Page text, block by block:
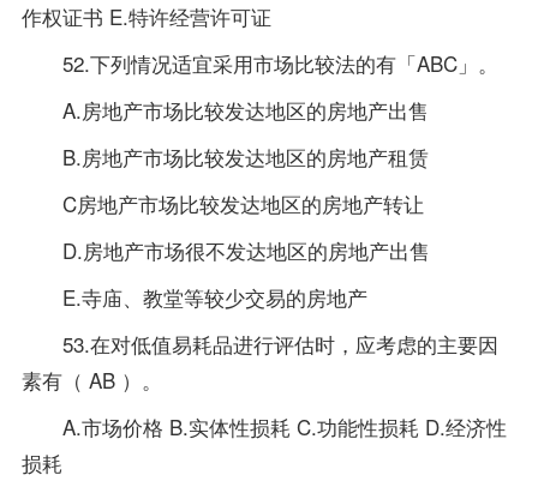
作权证书 E.特许经营许可证
52.下列情况适宜采用市场比较法的有「ABC」。
A.房地产市场比较发达地区的房地产出售
B.房地产市场比较发达地区的房地产租赁
C房地产市场比较发达地区的房地产转让
D.房地产市场很不发达地区的房地产出售
E.寺庙、教堂等较少交易的房地产
53.在对低值易耗品进行评估时，应考虑的主要因
素有（ AB ）。
A.市场价格 B.实体性损耗 C.功能性损耗 D.经济性
损耗